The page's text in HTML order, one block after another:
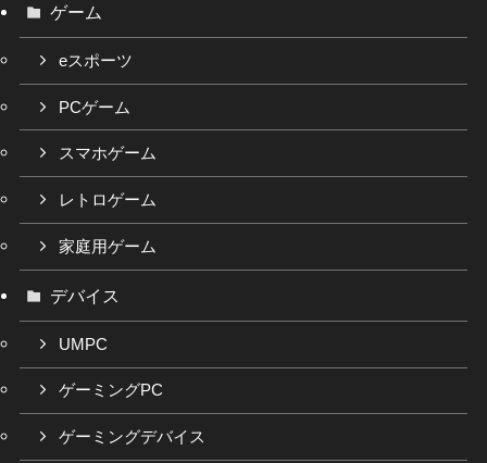
ゲーム
eスポーツ
PCゲーム
スマホゲーム
レトロゲーム
家庭用ゲーム
デバイス
UMPC
ゲーミングPC
ゲーミングデバイス